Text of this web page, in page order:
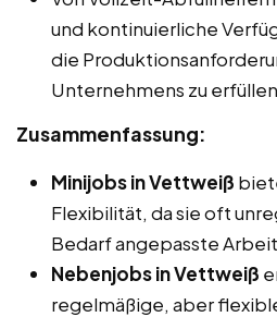
und kontinuierliche
die
Unternehmens zu
Zusammenfassung:
Minijobs in Vettweiß
Flexibilität, da sie oft
Bedarf angepasste
Nebenjobs in Vettweiß
regelmäßige, aber